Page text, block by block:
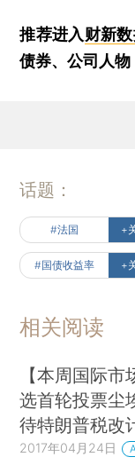
推荐进入财新
债券、公司人物
话题：
#法国 +
#国债收益率 +
相关阅读
【本周国际
选首轮投票尘
待特朗普税改
2017年04月24日